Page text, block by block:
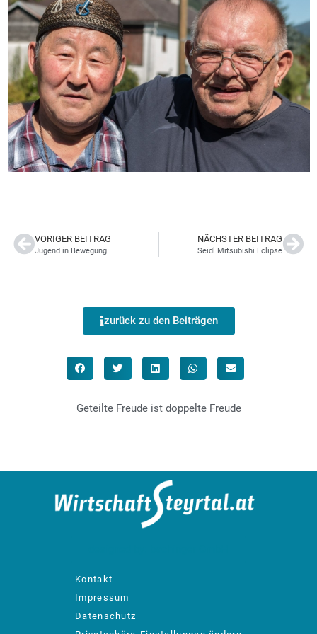
VORIGER BEITRAG
Jugend in Bewegung
NÄCHSTER BEITRAG
Seidl Mitsubishi Eclipse
zurück zu den Beiträgen
Geteilte Freude ist doppelte Freude
Kontakt
Impressum
Datenschutz